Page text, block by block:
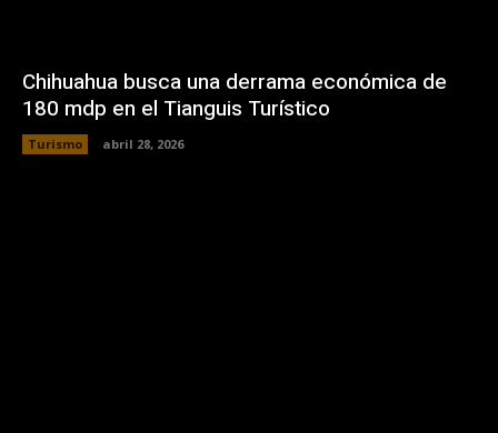
Chihuahua busca una derrama económica de
180 mdp en el Tianguis Turístico
Turismo abril 28, 2026